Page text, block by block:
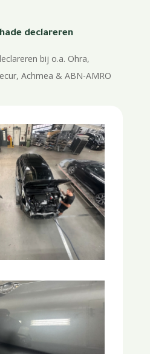
declareren
bij o.a. Ohra,
Achmea & ABN-AMRO